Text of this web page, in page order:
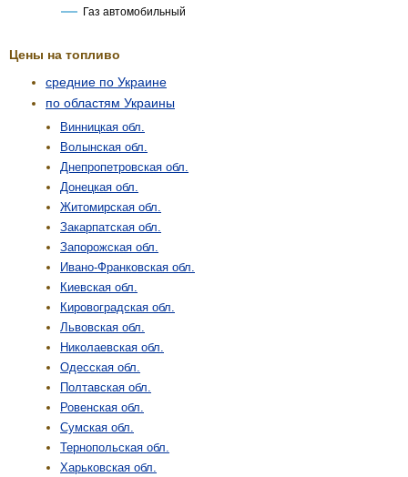
Цены на топливо
средние по Украине
по областям Украины
Винницкая обл.
Волынская обл.
Днепропетровская обл.
Донецкая обл.
Житомирская обл.
Закарпатская обл.
Запорожская обл.
Ивано-Франковская обл.
Киевская обл.
Кировоградская обл.
Львовская обл.
Николаевская обл.
Одесская обл.
Полтавская обл.
Ровенская обл.
Сумская обл.
Тернопольская обл.
Харьковская обл.